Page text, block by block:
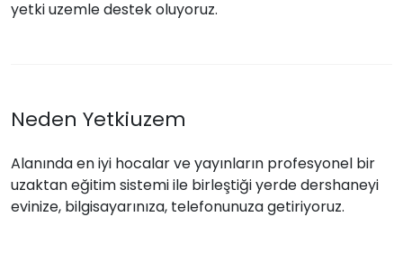
yetki uzemle destek oluyoruz.
Neden Yetkiuzem
Alanında en iyi hocalar ve yayınların profesyonel bir
uzaktan eğitim sistemi ile birleştiği yerde dershaneyi
evinize, bilgisayarınıza, telefonunuza getiriyoruz.